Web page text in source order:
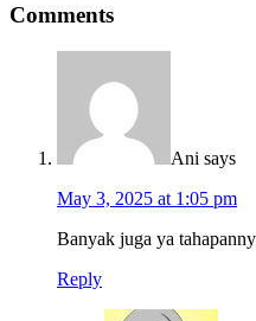
Comments
Ani says
May 3, 2025 at 1:05 pm
Banyak juga ya
Reply